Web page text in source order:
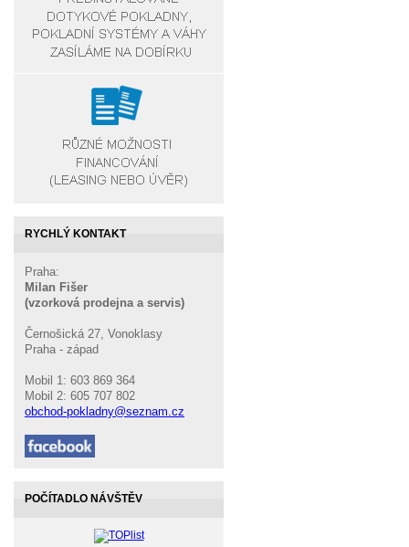
RYCHLÝ KONTAKT
Praha:
Milan Fišer
(vzorková prodejna a servis)
Černošická 27, Vonoklasy
Praha - západ
Mobil 1: 603 869 364
Mobil 2: 605 707 802
obchod-pokladny@seznam.cz
POČÍTADLO NÁVŠTĚV